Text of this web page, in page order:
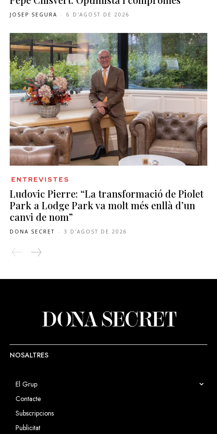
JOSEP SEGURA - 6 D'AGOST DE 2026
ENTREVISTES
Ludovic Pierre: “La transformació de Piolet
Park a Lodge Park va molt més enllà d’un
canvi de nom”
DONA SECRET - 3 D'AGOST DE 2026
NOSALTRES
El Grup
Contacte
Subscripcions
Publicitat